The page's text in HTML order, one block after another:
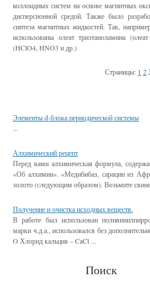
коллоидных систем на основе магнитных
дисперсионной средой. Также было
синтеза магнитных жидкостей. Так,
использованы олеат триэтаноламина
(HClO4, HNO3 и др.)
Страницы: 1 2
Элементы d-блока периодической системы
...
Алхимический рецепт
Перед вами алхимическая формула,
«Об алхимии». «Медибибаз, сарацин из
золото (следующим образом). Возьмите
Получение и очистка исходных веществ.
В работе был использован
марки ч.д.а., использовался без
O Хлорид кальция – CaCl ...
Поиск